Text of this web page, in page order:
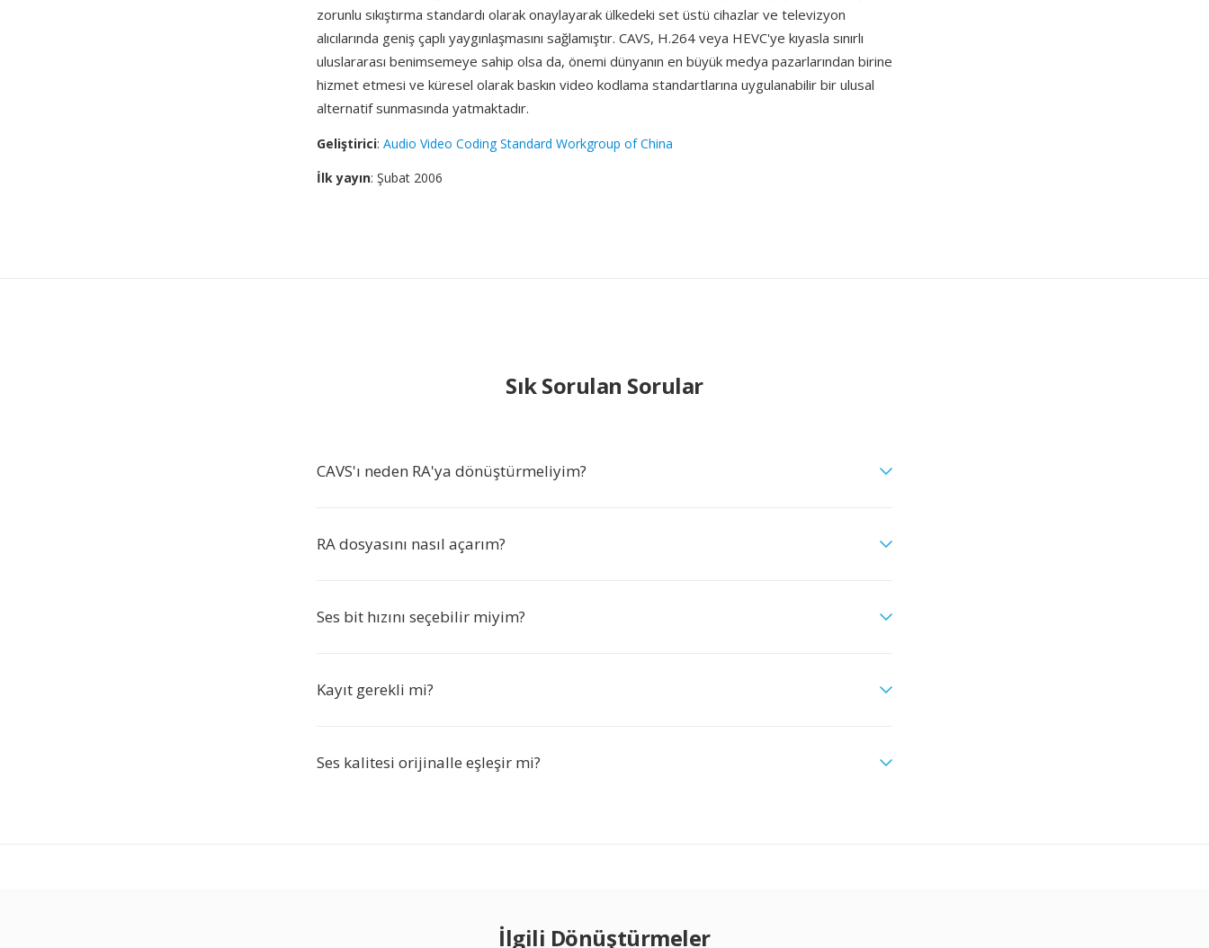
zorunlu sıkıştırma standardı olarak onaylayarak ülkedeki set üstü cihazlar ve televizyon
alıcılarında geniş çaplı yaygınlaşmasını sağlamıştır. CAVS, H.264 veya HEVC'ye kıyasla sınırlı
uluslararası benimsemeye sahip olsa da, önemi dünyanın en büyük medya pazarlarından birine
hizmet etmesi ve küresel olarak baskın video kodlama standartlarına uygulanabilir bir ulusal
alternatif sunmasında yatmaktadır.
Geliştirici: Audio Video Coding Standard Workgroup of China
İlk yayın: Şubat 2006
Sık Sorulan Sorular
CAVS'ı neden RA'ya dönüştürmeliyim?
RA dosyasını nasıl açarım?
Ses bit hızını seçebilir miyim?
Kayıt gerekli mi?
Ses kalitesi orijinalle eşleşir mi?
İlgili Dönüştürmeler